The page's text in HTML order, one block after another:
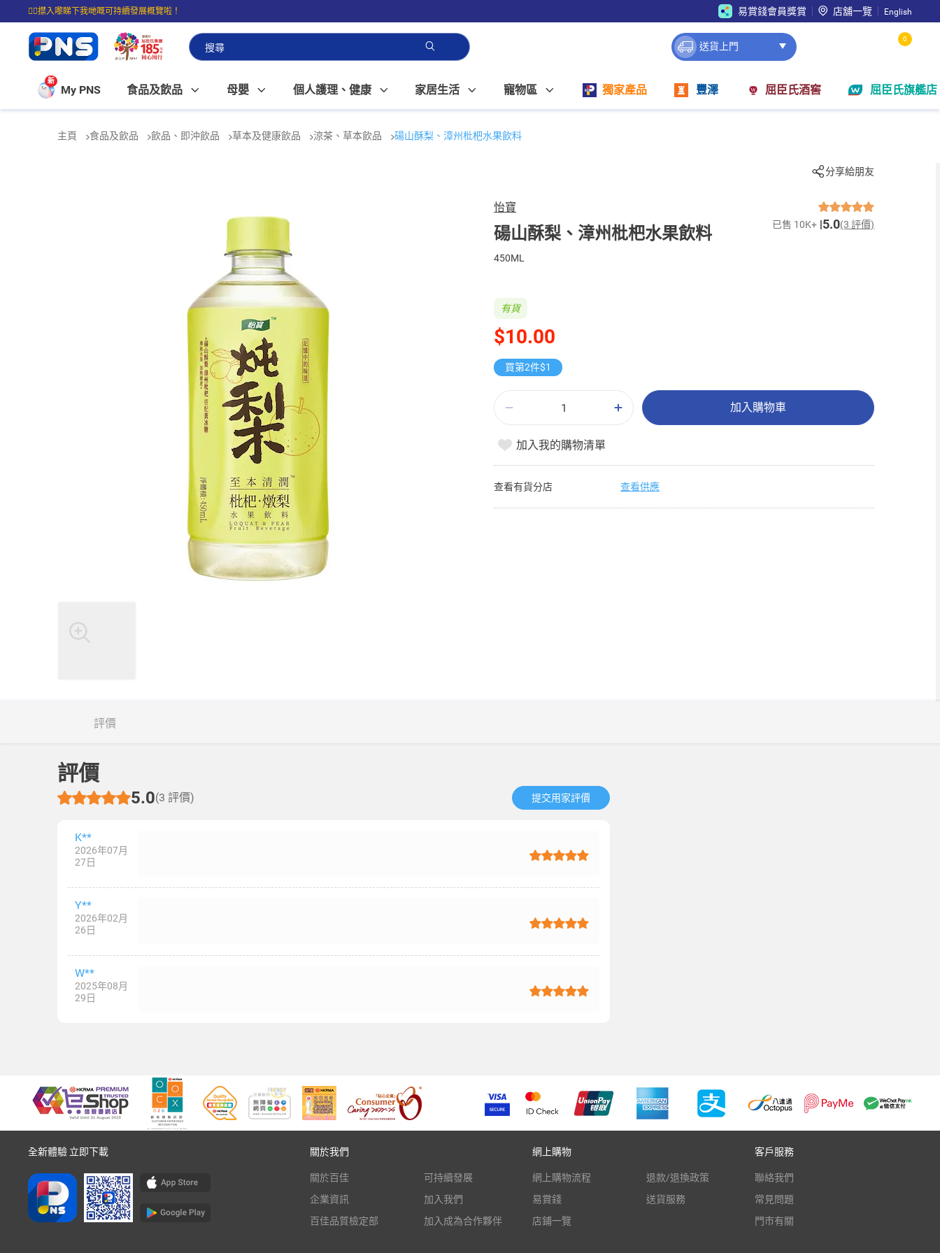
☝🏼㩒入嚟睇下我哋嘅可持續發展概覽啦！
⭐購物滿$399即享免費送貨；滿$100即可免費店取。
易賞錢會員獎賞 店舖一覽 English
送貨上門
0
新
My PNS 食品及飲品 母嬰 個人護理、健康 家居生活 寵物區 獨家產品 豐澤 屈臣氏酒窖 屈臣氏旗艦店
主頁 食品及飲品 飲品、即沖飲品 草本及健康飲品 涼茶、草本飲品 碭山酥梨、漳州枇杷水果飲料
分享給朋友
怡寶
碭山酥梨、漳州枇杷水果飲料 已售 10K+ 5.0(3 評價)
450ML
$10.00
有貨
買第2件$1
加入購物車
加入我的購物清單
查看有貨分店 查看供應
評價
評價
5.0(3 評價) 提交用家評價​
K**
2026年07月
27日
Y**
2026年02月
26日
W**
2025年08月
29日
全新體驗 立即下載 關於我們
關於百佳
企業資訊
百佳品質檢定部
可持續發展
加入我們
加入成為合作夥伴
網上購物
網上購物流程
易賞錢
店鋪一覽
退款/退換政策
送貨服務
客戶服務
聯絡我們
常見問題
門市有關